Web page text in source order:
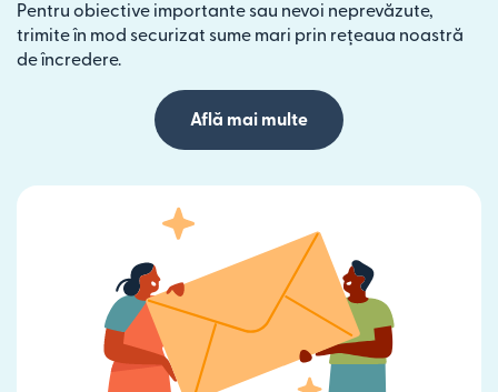
Pentru obiective importante sau nevoi neprevăzute,
trimite în mod securizat sume mari prin rețeaua noastră
de încredere.
Află mai multe